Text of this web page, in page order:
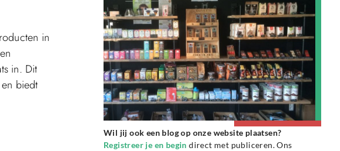
in
in. Dit
biedt
Wil jij ook een blog op onze website plaatsen?
Registreer je en begin direct met publiceren. Ons